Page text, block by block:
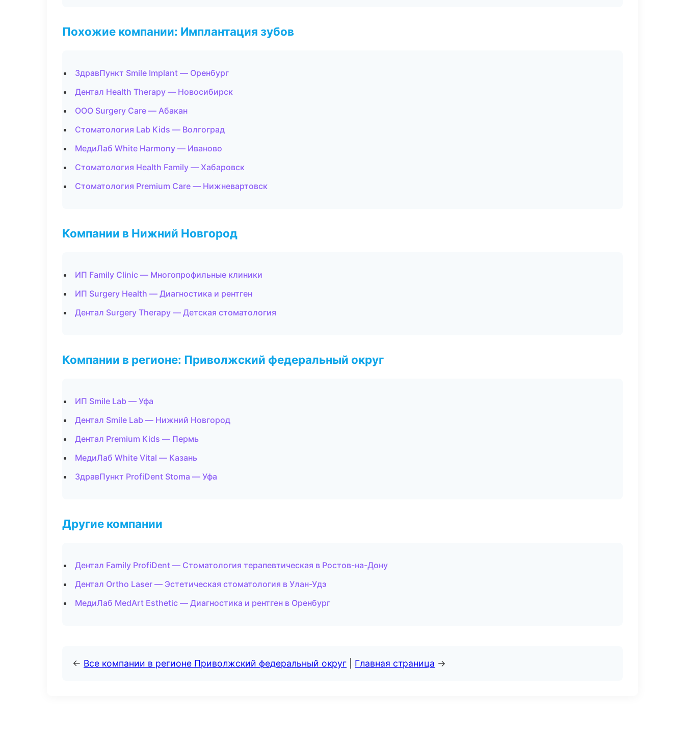
Похожие компании: Имплантация зубов
ЗдравПункт Smile Implant — Оренбург
Дентал Health Therapy — Новосибирск
ООО Surgery Care — Абакан
Стоматология Lab Kids — Волгоград
МедиЛаб White Harmony — Иваново
Стоматология Health Family — Хабаровск
Стоматология Premium Care — Нижневартовск
Компании в Нижний Новгород
ИП Family Clinic — Многопрофильные клиники
ИП Surgery Health — Диагностика и рентген
Дентал Surgery Therapy — Детская стоматология
Компании в регионе: Приволжский федеральный округ
ИП Smile Lab — Уфа
Дентал Smile Lab — Нижний Новгород
Дентал Premium Kids — Пермь
МедиЛаб White Vital — Казань
ЗдравПункт ProfiDent Stoma — Уфа
Другие компании
Дентал Family ProfiDent — Стоматология терапевтическая в Ростов-на-Дону
Дентал Ortho Laser — Эстетическая стоматология в Улан-Удэ
МедиЛаб MedArt Esthetic — Диагностика и рентген в Оренбург
← Все компании в регионе Приволжский федеральный округ Главная страница →